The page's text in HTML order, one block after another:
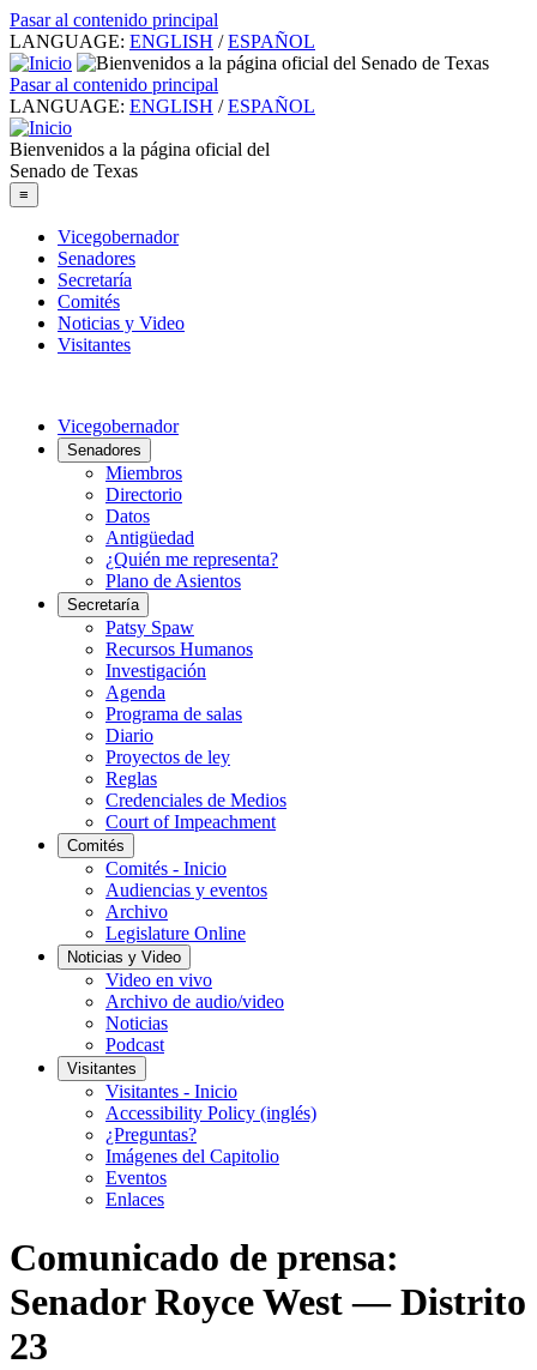
Pasar al contenido principal
LANGUAGE: ENGLISH / ESPAÑOL
Pasar al contenido principal
LANGUAGE: ENGLISH / ESPAÑOL
Bienvenidos a la página oficial del
Senado de Texas
≡
Vicegobernador
Senadores
Secretaría
Comités
Noticias y Video
Visitantes
Vicegobernador
Senadores
Miembros
Directorio
Datos
Antigüedad
¿Quién me representa?
Plano de Asientos
Secretaría
Patsy Spaw
Recursos Humanos
Investigación
Agenda
Programa de salas
Diario
Proyectos de ley
Reglas
Credenciales de Medios
Court of Impeachment
Comités
Comités - Inicio
Audiencias y eventos
Archivo
Legislature Online
Noticias y Video
Video en vivo
Archivo de audio/video
Noticias
Podcast
Visitantes
Visitantes - Inicio
Accessibility Policy (inglés)
¿Preguntas?
Imágenes del Capitolio
Eventos
Enlaces
Comunicado de prensa:
Senador Royce West — Distrito
23